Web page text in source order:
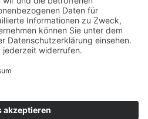
24.04.2026
|IMPRESSUM
reserved